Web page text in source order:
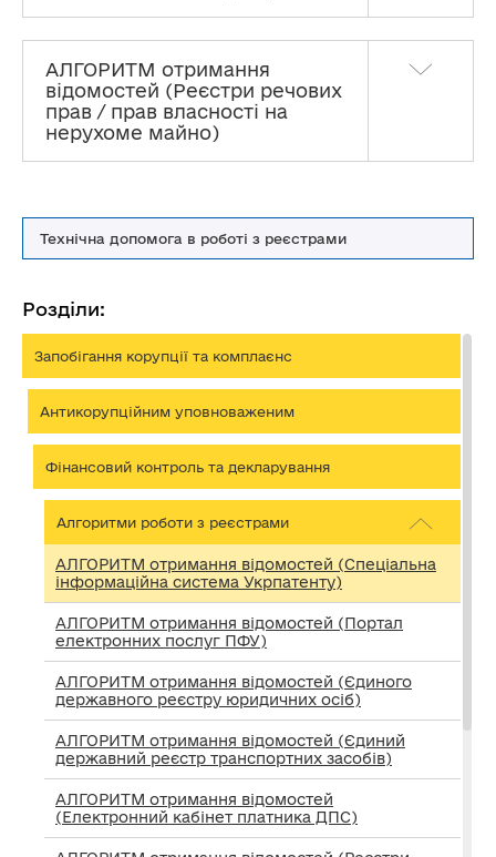
Технічна допомога в роботі з реєстрами
Розділи:
Запобігання корупції та комплаєнс
Антикорупційним уповноваженим
Фінансовий контроль та декларування
Алгоритми роботи з реєстрами
АЛГОРИТМ отримання відомостей (Спеціальна
інформаційна система Укрпатенту)
АЛГОРИТМ отримання відомостей (Портал
електронних послуг ПФУ)
АЛГОРИТМ отримання відомостей (Єдиного
державного реєстру юридичних осіб)
АЛГОРИТМ отримання відомостей (Єдиний
державний реєстр транспортних засобів)
АЛГОРИТМ отримання відомостей
(Електронний кабінет платника ДПС)
АЛГОРИТМ отримання
відомостей (Реєстри речових
прав / прав власності на
нерухоме майно)